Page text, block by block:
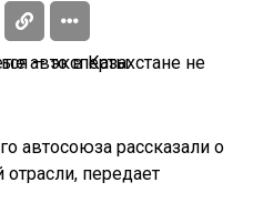
автосоюза рассказали о
передает